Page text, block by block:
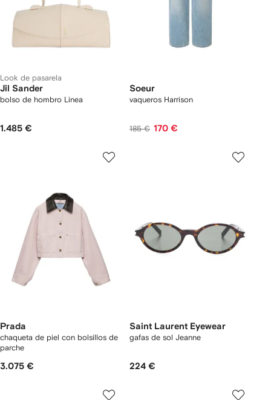
Look de pasarela
Jil Sander
bolso de hombro Linea
1.485 €
Soeur
vaqueros Harrison
185 € 170 €
Prada
chaqueta de piel con bolsillos de
parche
3.075 €
Saint Laurent Eyewear
gafas de sol Jeanne
224 €